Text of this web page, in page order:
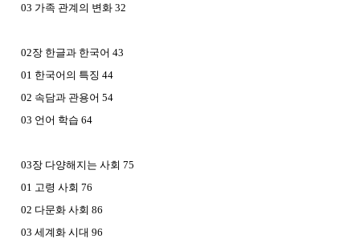
03 가족 관계의 변화 32
02장 한글과 한국어 43
01 한국어의 특징 44
02 속담과 관용어 54
03 언어 학습 64
03장 다양해지는 사회 75
01 고령 사회 76
02 다문화 사회 86
03 세계화 시대 96